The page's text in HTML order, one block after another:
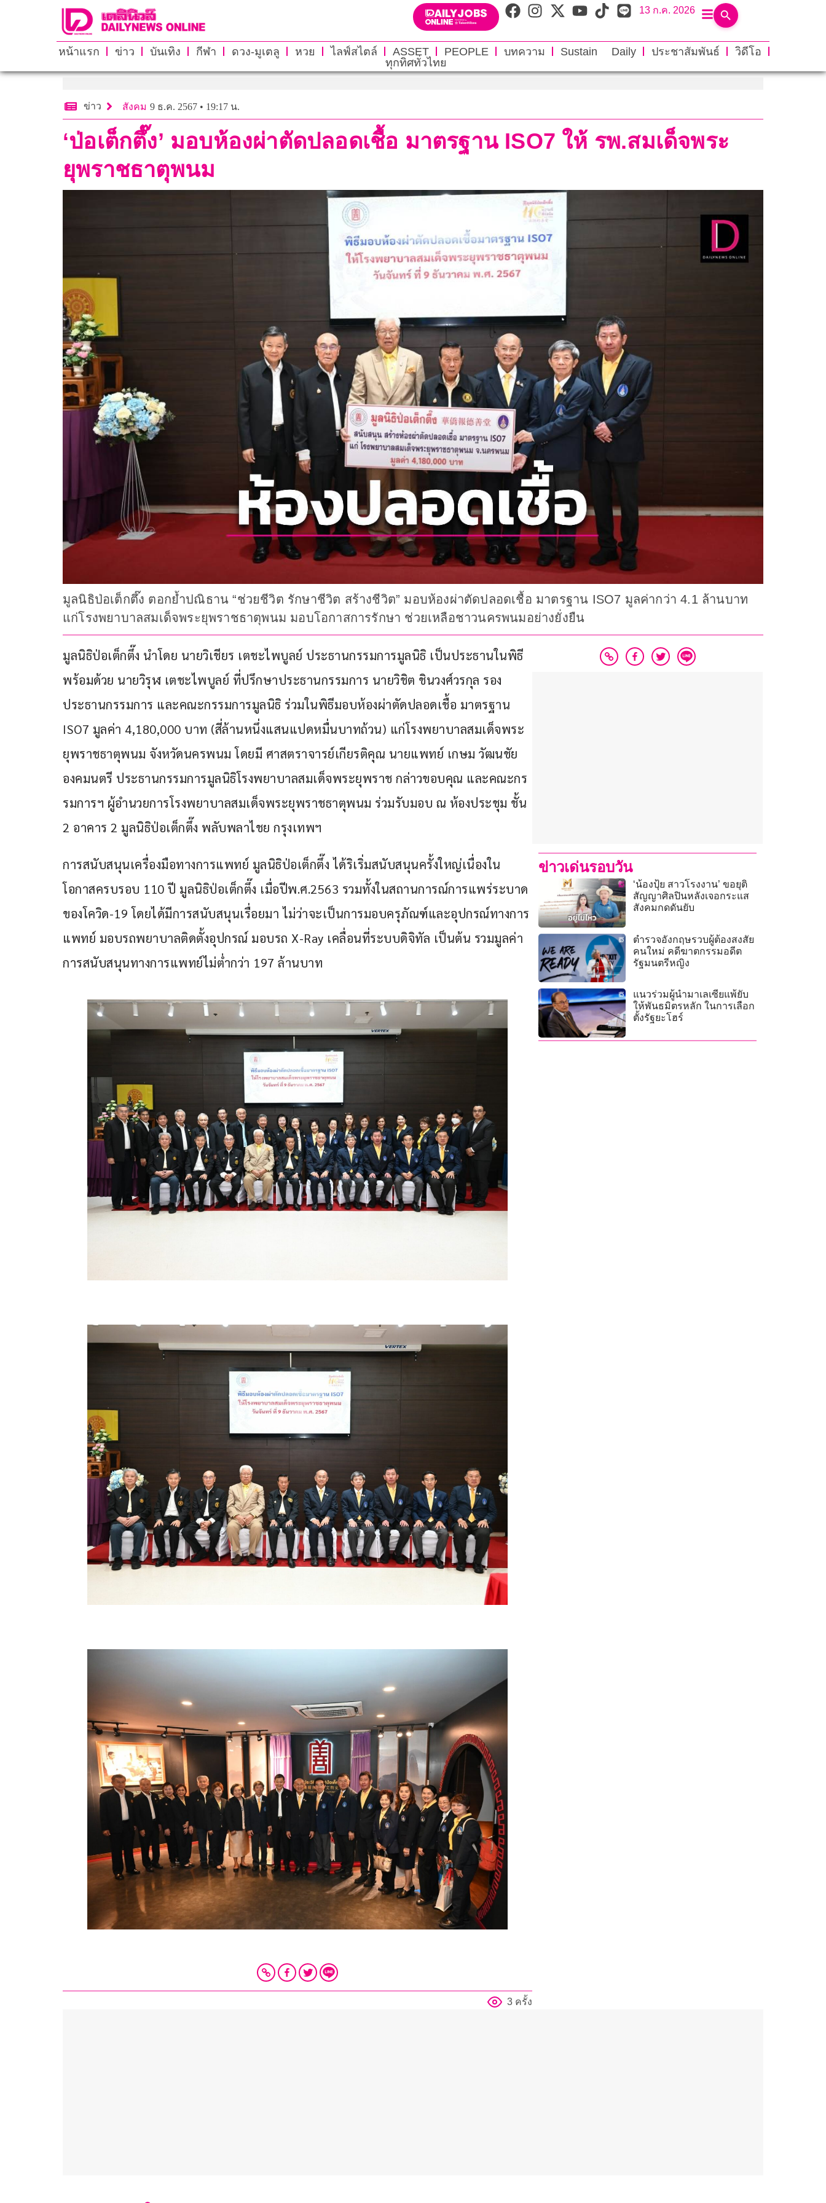
13 ก.ค. 2026
หน้าแรก ข่าว บันเทิง กีฬา ดวง-มูเตลู หวย ไลฟ์สไตล์ ASSET PEOPLE บทความ Sustain Daily ประชาสัมพันธ์
วิดีโอ
ทุกทิศทั่วไทย
ข่าว สังคม 9 ธ.ค. 2567 • 19:17 น.
‘ป่อเต็กตึ๊ง’ มอบห้องผ่าตัดปลอดเชื้อ มาตรฐาน ISO7 ให้ รพ.สมเด็จพระ
ยุพราชธาตุพนม
มูลนิธิป่อเต็กตึ๊ง ตอกย้ำปณิธาน “ช่วยชีวิต รักษาชีวิต สร้างชีวิต” มอบห้องผ่าตัดปลอดเชื้อ มาตรฐาน ISO7 มูลค่ากว่า 4.1 ล้านบาท
แก่โรงพยาบาลสมเด็จพระยุพราชธาตุพนม มอบโอกาสการรักษา ช่วยเหลือชาวนครพนมอย่างยั่งยืน
มูลนิธิป่อเต็กตึ๊ง นำโดย นายวิเชียร เตชะไพบูลย์ ประธานกรรมการมูลนิธิ เป็นประธานในพิธี
พร้อมด้วย นายวิรุฬ เตชะไพบูลย์ ที่ปรึกษาประธานกรรมการ นายวิชิต ชินวงศ์วรกุล รอง
ประธานกรรมการ และคณะกรรมการมูลนิธิ ร่วมในพิธีมอบห้องผ่าตัดปลอดเชื้อ มาตรฐาน
ISO7 มูลค่า 4,180,000 บาท (สี่ล้านหนึ่งแสนแปดหมื่นบาทถ้วน) แก่โรงพยาบาลสมเด็จพระ
ยุพราชธาตุพนม จังหวัดนครพนม โดยมี ศาสตราจารย์เกียรติคุณ นายแพทย์ เกษม วัฒนชัย
องคมนตรี ประธานกรรมการมูลนิธิโรงพยาบาลสมเด็จพระยุพราช กล่าวขอบคุณ และคณะกร
รมการฯ ผู้อำนวยการโรงพยาบาลสมเด็จพระยุพราชธาตุพนม ร่วมรับมอบ ณ ห้องประชุม ชั้น
2 อาคาร 2 มูลนิธิป่อเต็กตึ๊ง พลับพลาไชย กรุงเทพฯ
การสนับสนุนเครื่องมือทางการแพทย์ มูลนิธิป่อเต็กตึ๊ง ได้ริเริ่มสนับสนุนครั้งใหญ่เนื่องใน
โอกาสครบรอบ 110 ปี มูลนิธิป่อเต็กตึ๊ง เมื่อปีพ.ศ.2563 รวมทั้งในสถานการณ์การแพร่ระบาด
ของโควิด-19 โดยได้มีการสนับสนุนเรื่อยมา ไม่ว่าจะเป็นการมอบครุภัณฑ์และอุปกรณ์ทางการ
แพทย์ มอบรถพยาบาลติดตั้งอุปกรณ์ มอบรถ X-Ray เคลื่อนที่ระบบดิจิทัล เป็นต้น รวมมูลค่า
การสนับสนุนทางการแพทย์ไม่ต่ำกว่า 197 ล้านบาท
3 ครั้ง
ข่าวเด่นรอบวัน
‘น้องปุ้ย สาวโรงงาน’ ขอยุติ
สัญญาศิลปินหลังเจอกระแส
สังคมกดดันยับ
ตำรวจอังกฤษรวบผู้ต้องสงสัย
คนใหม่ คดีฆาตกรรมอดีต
รัฐมนตรีหญิง
แนวร่วมผู้นำมาเลเซียแพ้ยับ
ให้พันธมิตรหลัก ในการเลือก
ตั้งรัฐยะโฮร์